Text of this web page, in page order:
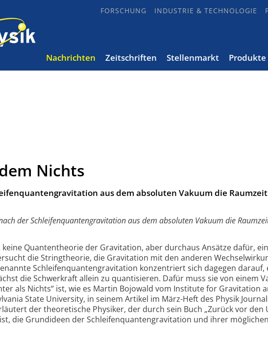
FORSCHUNG INDUSTRIE & TECHNOLOGIE
Nachrichten Zeitschriften Stellenmarkt Produkte
Nichts
aus dem absoluten Vakuum die Raumzeit
der Schleifenquantengravitation aus dem absoluten Vakuum die
Quantentheorie der Gravitation, aber durchaus Ansätze dafür,
die Stringtheorie, die Gravitation mit den anderen
Schleifenquantengravitation konzentriert sich dagegen darauf,
die Schwerkraft allein zu quantisieren. Dafür muss sie von einem
als Nichts“ ist, wie es Martin Bojowald vom Institute for Gravitation
State University, in seinem Artikel im März-Heft des Physik
der theoretische Physiker, der durch sein Buch „Zurück vor den
die Grundideen der Schleifenquantengravitation und ihrer möglichen